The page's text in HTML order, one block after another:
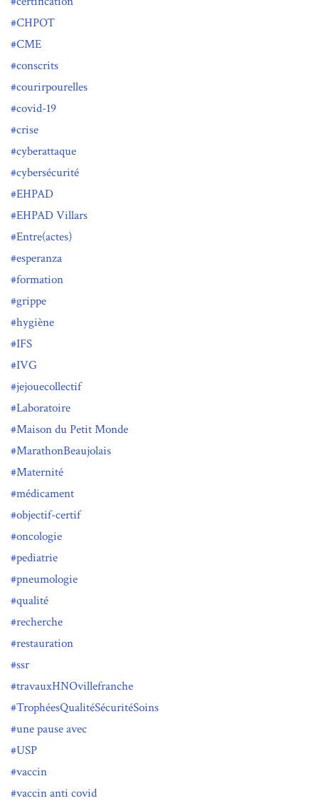
CHPOT
CME
conscrits
courirpourelles
covid-19
crise
cyberattaque
cybersécurité
EHPAD
EHPAD Villars
Entre(actes)
esperanza
formation
grippe
hygiène
IFS
IVG
jejouecollectif
Laboratoire
Maison du Petit Monde
MarathonBeaujolais
Maternité
médicament
objectif-certif
oncologie
pediatrie
pneumologie
qualité
recherche
restauration
ssr
travauxHNOvillefranche
TrophéesQualitéSécuritéSoins
une pause avec
USP
vaccin
vaccin anti covid